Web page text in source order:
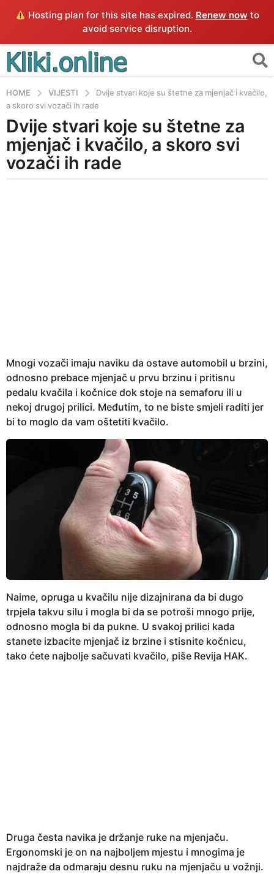
Hosting plan for this site has expired. Renew now to
avoid service disruption.
HOME VIJESTI
Dvije stvari koje su štetne za mjenjač i kvačilo,
a skoro svi vozači ih rade
5
g
o
d
a
a
g
o
Dvije stvari koje su štetne za
mjenjač i kvačilo, a skoro svi
vozači ih rade
Mnogi vozači imaju naviku da ostave automobil u brzini,
odnosno prebace mjenjač u prvu brzinu i pritisnu
pedalu kvačila i kočnice dok stoje na semaforu ili u
nekoj drugoj prilici. Međutim, to ne biste smjeli raditi jer
bi to moglo da vam oštetiti kvačilo.
Naime, opruga u kvačilu nije dizajnirana da bi dugo
trpjela takvu silu i mogla bi da se potroši mnogo prije,
odnosno mogla bi da pukne. U svakoj prilici kada
stanete izbacite mjenjač iz brzine i stisnite kočnicu,
tako ćete najbolje sačuvati kvačilo, piše Revija HAK.
Druga česta navika je držanje ruke na mjenjaču.
Ergonomski je on na najboljem mjestu i mnogima je
najdraže da odmaraju desnu ruku na mjenjaču u vožnji.